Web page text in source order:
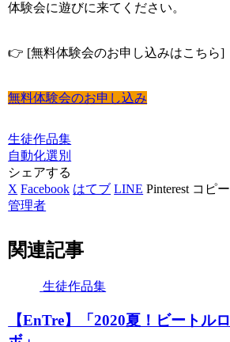
体験会に遊びに来てください。
👉 [無料体験会のお申し込みはこちら]
無料体験会のお申し込み
生徒作品集
自動化選別
シェアする
X Facebook はてブ LINE Pinterest コピー
管理者
関連記事
生徒作品集
【EnTre】「2020夏！ビートルロ